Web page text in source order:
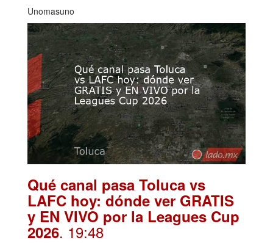
Unomasuno
Qué canal pasa Toluca vs
LAFC hoy: dónde ver GRATIS
y EN VIVO por la Leagues Cup
2026. 19:48